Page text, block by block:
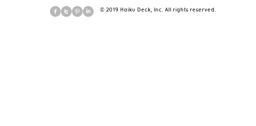
© 2019 Haiku Deck, Inc. All rights reserved.